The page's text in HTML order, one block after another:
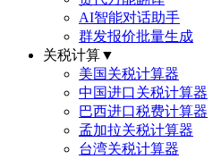
AI智能对话助手
群发报价批量生成
关税计算▼
美国关税计算器
中国进口关税计算器
巴西进口税费计算器
孟加拉关税计算器
台湾关税计算器